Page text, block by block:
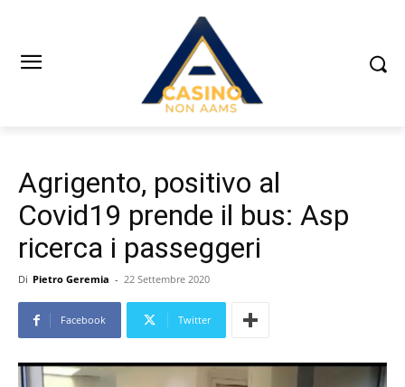
Agrigento, positivo al
Covid19 prende il bus: Asp
ricerca i passeggeri
Di Pietro Geremia - 22 Settembre 2020
Facebook Twitter